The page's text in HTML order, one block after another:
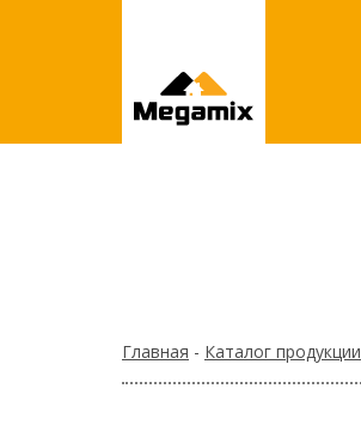
Главная - Каталог продукции